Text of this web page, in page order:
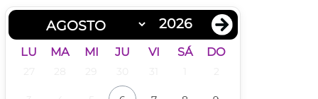
LU MA MI JU VI SÁ DO